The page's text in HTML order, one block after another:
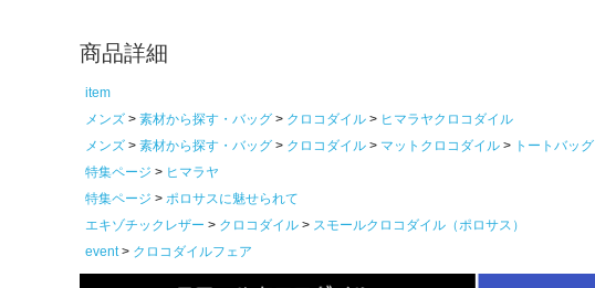
商品詳細
item
メンズ
素材から探す・バッグ クロコダイル
ヒマラヤクロコダイル
メンズ
素材から探す・バッグ クロコダイル マットクロコダイル
トートバッグ
特集ページ
ヒマラヤ
特集ページ
ポロサスに魅せられて
エキゾチックレザー
クロコダイル
スモールクロコダイル（ポロサス）
event
クロコダイルフェア